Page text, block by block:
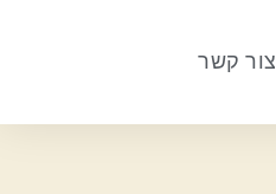
צור קשר